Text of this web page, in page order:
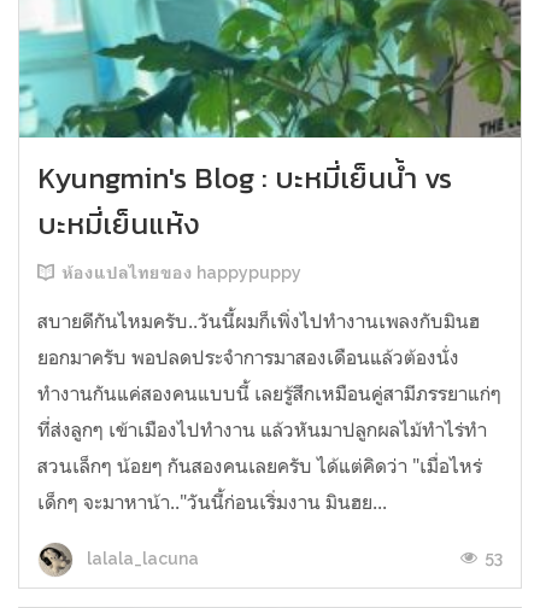
Kyungmin's Blog : บะหมี่เย็นน้ำ vs
บะหมี่เย็นแห้ง
ห้องแปลไทยของ happypuppy
สบายดีกันไหมครับ..วันนี้ผมก็เพิ่งไปทำงานเพลงกับมินฮ
ยอกมาครับ พอปลดประจำการมาสองเดือนแล้วต้องนั่ง
ทำงานกันแค่สองคนแบบนี้ เลยรู้สึกเหมือนคู่สามีภรรยาแก่ๆ
ที่ส่งลูกๆ เข้าเมืองไปทำงาน แล้วหันมาปลูกผลไม้ทำไร่ทำ
สวนเล็กๆ น้อยๆ กันสองคนเลยครับ ได้แต่คิดว่า "เมื่อไหร่
เด็กๆ จะมาหาน้า.."วันนี้ก่อนเริ่มงาน มินฮย...
lalala_lacuna 53